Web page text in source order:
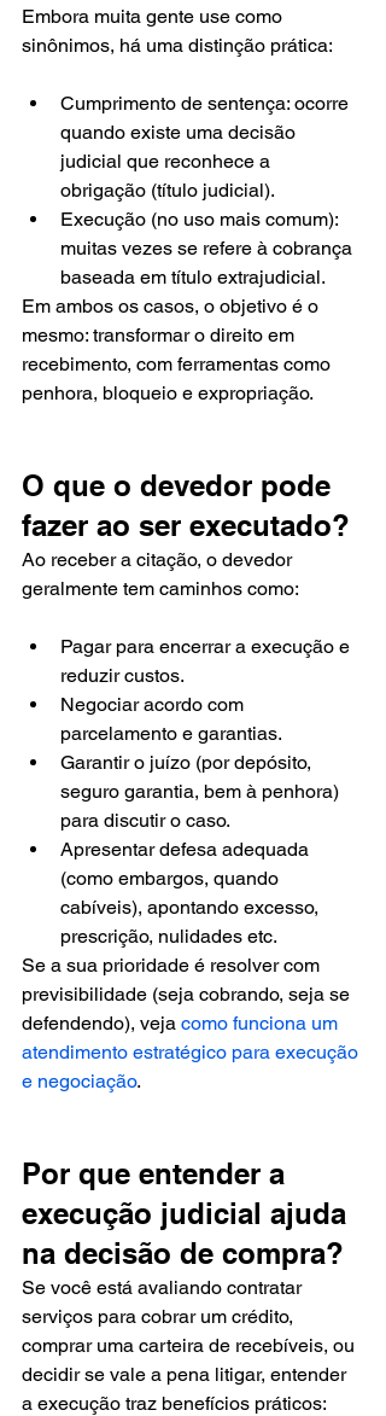
Embora muita gente use como
sinônimos, há uma distinção prática:
Cumprimento de sentença: ocorre
quando existe uma decisão
judicial que reconhece a
obrigação (título judicial).
Execução (no uso mais comum):
muitas vezes se refere à cobrança
baseada em título extrajudicial.
Em ambos os casos, o objetivo é o
mesmo: transformar o direito em
recebimento, com ferramentas como
penhora, bloqueio e expropriação.
O que o devedor pode
fazer ao ser executado?
Ao receber a citação, o devedor
geralmente tem caminhos como:
Pagar para encerrar a execução e
reduzir custos.
Negociar acordo com
parcelamento e garantias.
Garantir o juízo (por depósito,
seguro garantia, bem à penhora)
para discutir o caso.
Apresentar defesa adequada
(como embargos, quando
cabíveis), apontando excesso,
prescrição, nulidades etc.
Se a sua prioridade é resolver com
previsibilidade (seja cobrando, seja se
defendendo), veja como funciona um
atendimento estratégico para execução
e negociação.
Por que entender a
execução judicial ajuda
na decisão de compra?
Se você está avaliando contratar
serviços para cobrar um crédito,
comprar uma carteira de recebíveis, ou
decidir se vale a pena litigar, entender
a execução traz benefícios práticos: